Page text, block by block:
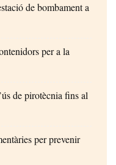
de bombament a
per a la
de pirotècnia fins al
per prevenir